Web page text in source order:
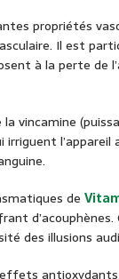
propriétés
Il est
à la perte de
vincamine
de
des illusions
antioxydants,